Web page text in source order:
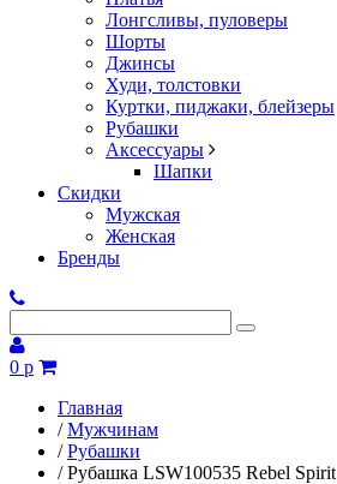
Лонгсливы, пуловеры
Шорты
Джинсы
Худи, толстовки
Куртки, пиджаки, блейзеры
Рубашки
Аксессуары
Шапки
Скидки
Мужская
Женская
Бренды
0 р
Главная
/ Мужчинам
/ Рубашки
/ Рубашка LSW100535 Rebel Spirit